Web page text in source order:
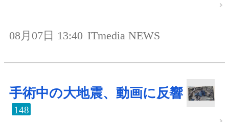
08月07日 13:40 ITmedia NEWS
手術中の大地震、動画に反響
148